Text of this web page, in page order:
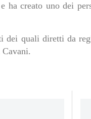
ha creato uno dei
dei quali diretti da